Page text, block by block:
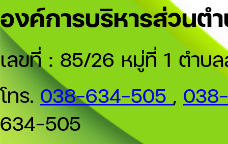
องค์การบริหารส่วนต
เลขที่ : 85/26 หมู่ที่ 1 ตำบ
โทร.038-634-505 ,
634-505